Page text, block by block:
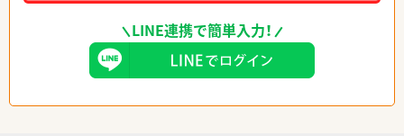
LINE連携で簡単入力！